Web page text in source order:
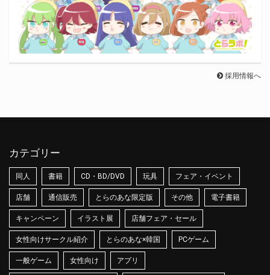
採用情報へ
カテゴリー
同人 書籍 CD・BD/DVD 玩具 フェア・イベント
店舗 通信販売 とらのあな限定版 その他 電子書籍
キャンペーン イラスト展 店舗フェア・セール
女性向けサークル紹介 とらのあな×韓国 PCゲーム
一般ゲーム 女性向け アプリ